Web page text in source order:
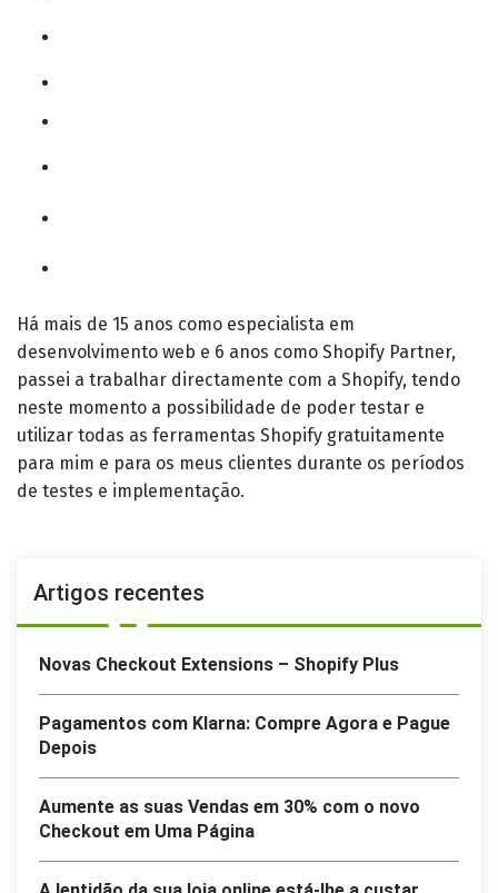
Há mais de 15 anos como especialista em
desenvolvimento web e 6 anos como Shopify Partner,
passei a trabalhar directamente com a Shopify, tendo
neste momento a possibilidade de poder testar e
utilizar todas as ferramentas Shopify gratuitamente
para mim e para os meus clientes durante os períodos
de testes e implementação.
Artigos recentes
Novas Checkout Extensions – Shopify Plus
Pagamentos com Klarna: Compre Agora e Pague
Depois
Aumente as suas Vendas em 30% com o novo
Checkout em Uma Página